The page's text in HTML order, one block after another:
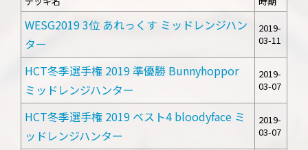
WESG2019 3位 あれっくす ミッドレンジハン
ター
2019-
03-11
HCT冬季選手権 2019 準優勝 Bunnyhoppor
ミッドレンジハンター
2019-
03-07
HCT冬季選手権 2019 ベスト4 bloodyface ミ
ッドレンジハンター
2019-
03-07